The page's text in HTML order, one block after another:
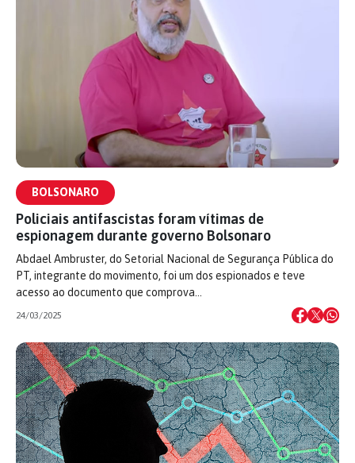
BOLSONARO
Policiais antifascistas foram vítimas de
espionagem durante governo Bolsonaro
Abdael Ambruster, do Setorial Nacional de Segurança Pública do
PT, integrante do movimento, foi um dos espionados e teve
acesso ao documento que comprova…
24/03/2025